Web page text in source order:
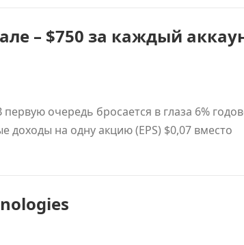
– $750 за каждый
очередь бросается в глаза 6%
доходы на одну акцию (EPS) $0,07 вместо